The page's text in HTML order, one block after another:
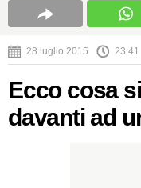
28 luglio 2015 23:41
Ecco cosa
davanti ad